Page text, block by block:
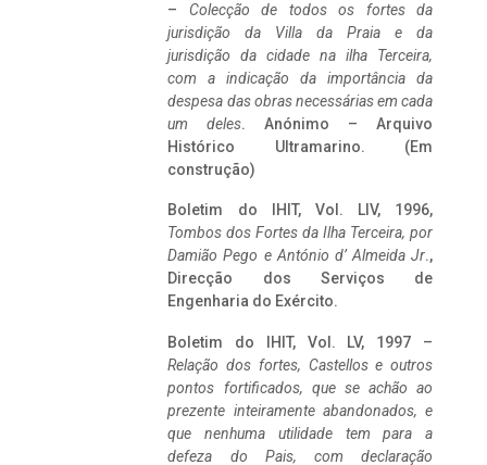
– Colecção de todos os fortes da
jurisdição da Villa da Praia e da
jurisdição da cidade na ilha Terceira,
com a indicação da importância da
despesa das obras necessárias em cada
um deles. Anónimo – Arquivo
Histórico Ultramarino. (Em
construção)
Boletim do IHIT, Vol. LIV, 1996,
Tombos dos Fortes da Ilha Terceira, por
Damião Pego e António d’ Almeida Jr.,
Direcção dos Serviços de
Engenharia do Exército.
Boletim do IHIT, Vol. LV, 1997 –
Relação dos fortes, Castellos e outros
pontos fortificados, que se achão ao
prezente inteiramente abandonados, e
que nenhuma utilidade tem para a
defeza do Pais, com declaração